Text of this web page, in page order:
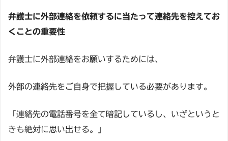
弁護士に外部連絡を依頼するに当たって連絡先を控えてお
くことの重要性
弁護士に外部連絡をお願いするためには、
外部の連絡先をご自身で把握している必要があります。
「連絡先の電話番号を全て暗記しているし、いざというと
きも絶対に思い出せる。」